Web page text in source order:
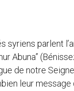
syriens parlent
Abuna”
de notre
leur message